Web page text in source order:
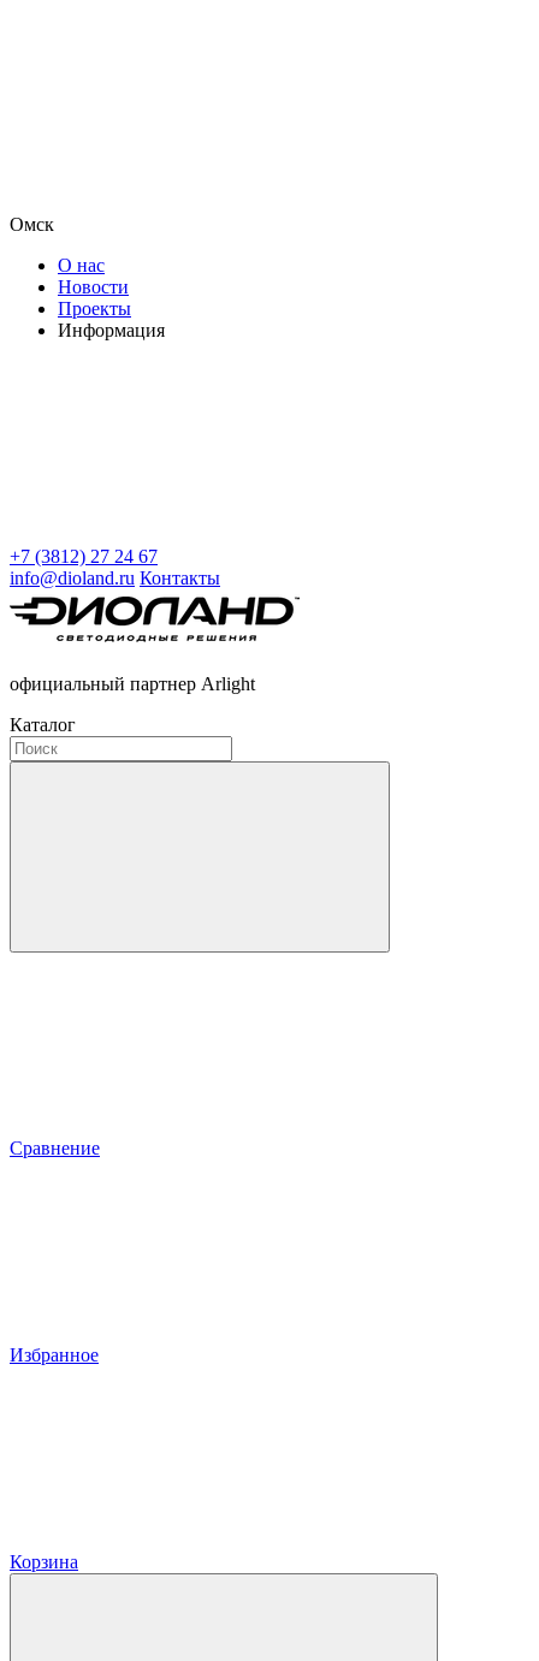
Омск
О нас
Новости
Проекты
Информация
+7 (3812) 27 24 67
info@dioland.ru Контакты
официальный партнер Arlight
Каталог
Сравнение
Избранное
Корзина